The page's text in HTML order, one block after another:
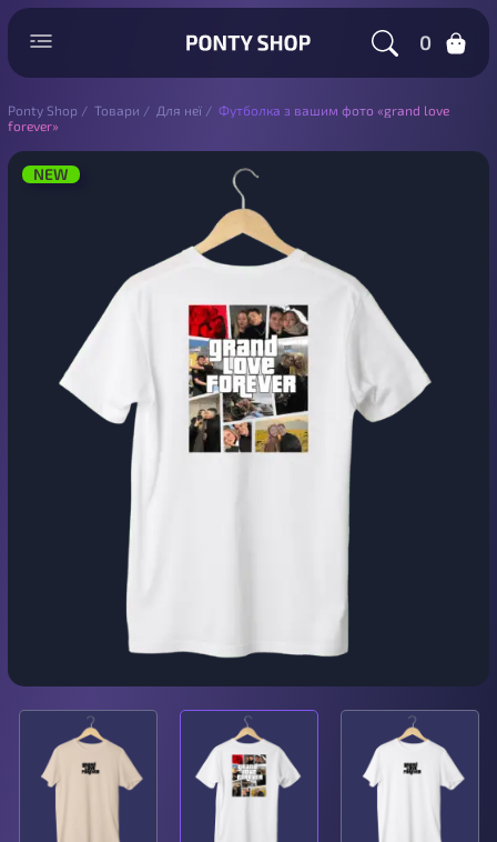
0
Ponty Shop / Товари / Для неї / Футболка з вашим фото «grand love
forever»
NEW